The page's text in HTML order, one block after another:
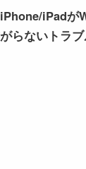
iPhone/iPadが
らないトラ